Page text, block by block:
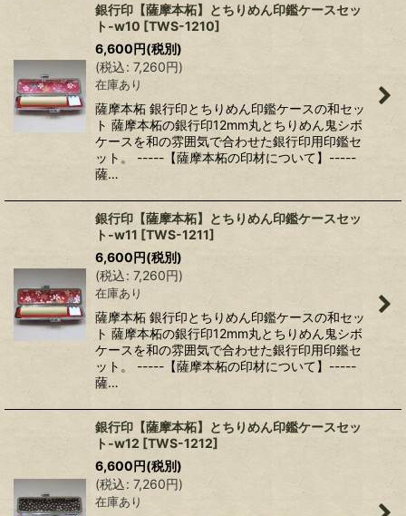
銀行印【薩摩本柘】とちりめん印鑑ケースセッ
ト-w10 [TWS-1210]
6,600円(税別)
(税込: 7,260円)
在庫あり
薩摩本柘 銀行印とちりめん印鑑ケースの和セッ
ト 薩摩本柘の銀行印12mm丸とちりめん鬼シボ
ケースを和の雰囲気で合わせた銀行印用印鑑セ
ット。 -----【薩摩本柘の印材について】-----
薩…
銀行印【薩摩本柘】とちりめん印鑑ケースセッ
ト-w11 [TWS-1211]
6,600円(税別)
(税込: 7,260円)
在庫あり
薩摩本柘 銀行印とちりめん印鑑ケースの和セッ
ト 薩摩本柘の銀行印12mm丸とちりめん鬼シボ
ケースを和の雰囲気で合わせた銀行印用印鑑セ
ット。 -----【薩摩本柘の印材について】-----
薩…
銀行印【薩摩本柘】とちりめん印鑑ケースセッ
ト-w12 [TWS-1212]
6,600円(税別)
(税込: 7,260円)
在庫あり